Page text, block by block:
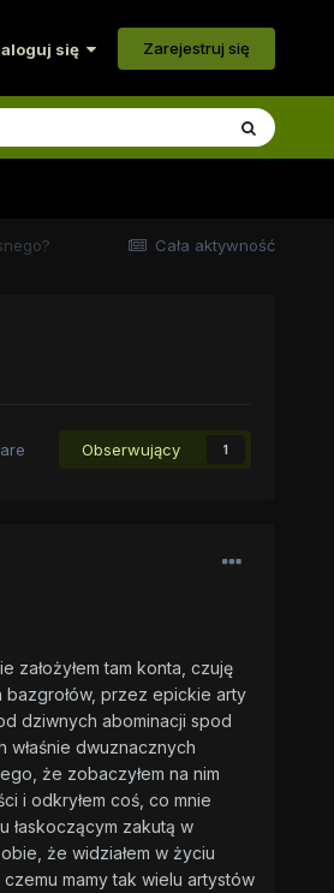
się Zarejestruj się
Cała aktywność
Obserwujący 1
tam konta, czuję
bazgrołów, przez epickie arty
dziwnych abominacji spod
właśnie dwuznacznych
że zobaczyłem na nim
i odkryłem coś, co mnie
łaskoczącym zakutą w
że widziałem w życiu
mamy tak wielu artystów